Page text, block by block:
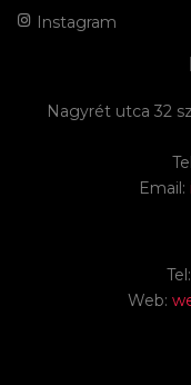
Instagram
Nagyrét utca 32
Email:
Web: